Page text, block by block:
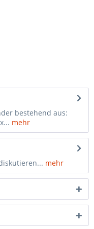
bestehend aus:
mehr
mehr